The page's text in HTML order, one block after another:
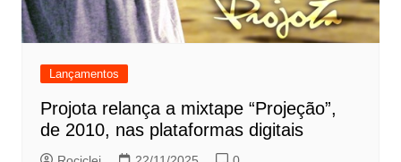
Lançamentos
Projota relança a mixtape “Projeção”,
de 2010, nas plataformas digitais